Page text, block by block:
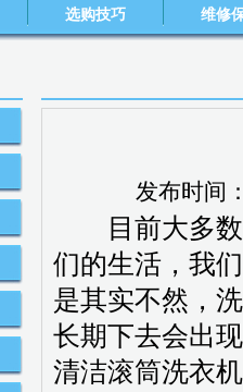
选购技巧 维修
发布时间
目前大多数
们的生活，我
是其实不然，
长期下去会出
清洁滚筒洗衣